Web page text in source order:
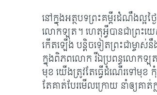
នៅ​ក្នុង​អត្ថបទ​ព្រះគម្ពីរ​ដំណឹងល្
លោក​ឡុត។ ហេតុ​អ្វី​បាន​ជា​ព្រះយ
កើត​ឡើង បន្តិច​ទៀត​​ព្រះ​ជា​ម្ចា
ក្នុង​ពិភពលោក រីឯ​ប្រពន្ធ​លោក​ឡុត
មុខ យើង​ត្រូវ​តែ​ធ្វើ​ដំណើរ​ទៅ​មុ
តែគាត់​បែរ​មើល​ក្រោយ នាំ​ឲ្យ​គា